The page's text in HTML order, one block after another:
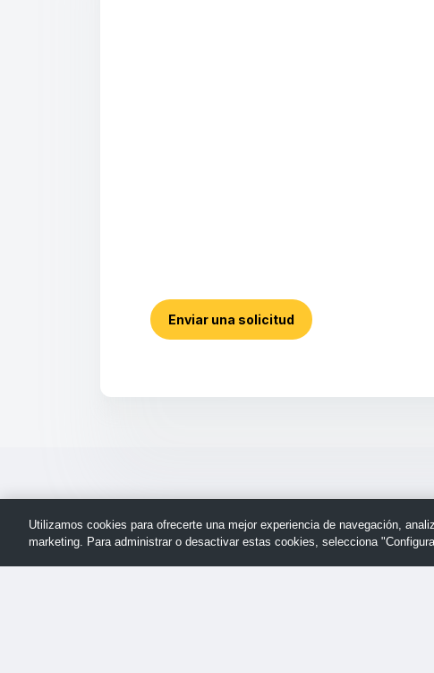
Enviar una solicitud
Utilizamos cookies para ofrecerte una mejor experiencia de navegación,
marketing. Para administrar o desactivar estas cookies, selecciona